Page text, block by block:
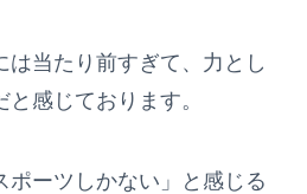
は当たり前すぎて、力とし
感じております。
ポーツしかない」と感じる